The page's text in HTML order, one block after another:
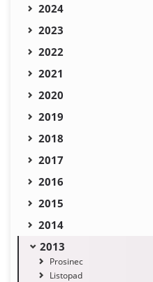
2024
2023
2022
2021
2020
2019
2018
2017
2016
2015
2014
2013
Prosinec
Listopad